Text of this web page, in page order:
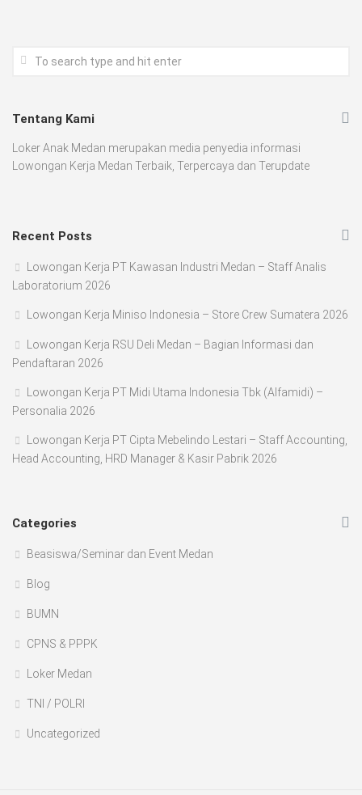
Tentang Kami
Loker Anak Medan merupakan media penyedia informasi
Lowongan Kerja Medan Terbaik, Terpercaya dan Terupdate
Recent Posts
Lowongan Kerja PT Kawasan Industri Medan – Staff Analis
Laboratorium 2026
Lowongan Kerja Miniso Indonesia – Store Crew Sumatera 2026
Lowongan Kerja RSU Deli Medan – Bagian Informasi dan
Pendaftaran 2026
Lowongan Kerja PT Midi Utama Indonesia Tbk (Alfamidi) –
Personalia 2026
Lowongan Kerja PT Cipta Mebelindo Lestari – Staff Accounting,
Head Accounting, HRD Manager & Kasir Pabrik 2026
Categories
Beasiswa/Seminar dan Event Medan
Blog
BUMN
CPNS & PPPK
Loker Medan
TNI / POLRI
Uncategorized